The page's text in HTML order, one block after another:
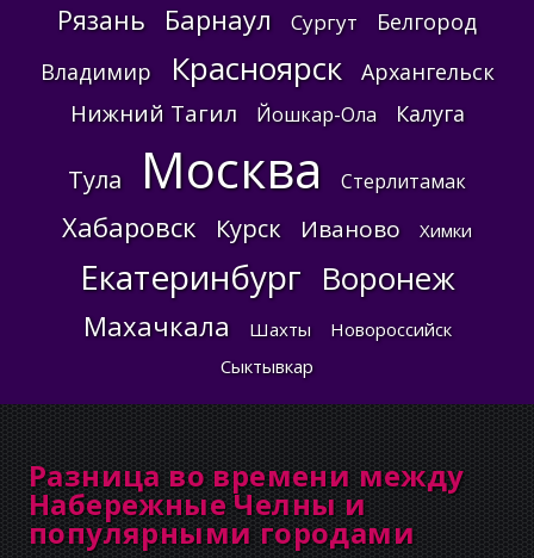
Рязань Барнаул Сургут
Белгород
Владимир
Красноярск Архангельск
Нижний Тагил Йошкар-Ола Калуга
Тула Москва Стерлитамак
Хабаровск Курск Иваново Химки
Екатеринбург Воронеж
Махачкала Шахты
Новороссийск
Сыктывкар
Разница во времени между
Набережные Челны и
популярными городами